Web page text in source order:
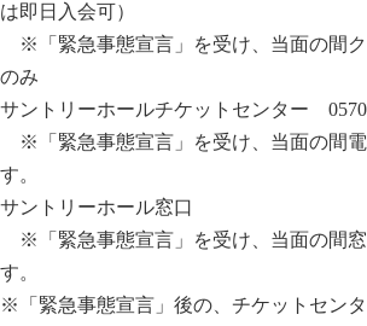
は即日入会可）
※「緊急事態宣言」を受け、当面の間
のみ
サントリーホールチケットセンター
※「緊急事態宣言」を受け、当面の間電
す。
サントリーホール窓口
※「緊急事態宣言」を受け、当面の間窓
す。
※「緊急事態宣言」後の、チケットセン